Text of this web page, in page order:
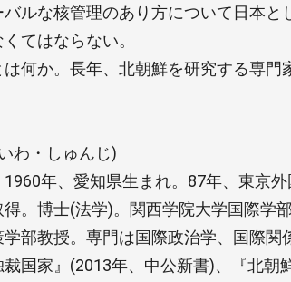
ルな核管理のあり方について日本と
てはならない。
何か。長年、北朝鮮を研究する専門
わ・しゅんじ)
年、愛知県生まれ。87年、東京
。博士(法学)。関西学院大学国際学
部教授。専門は国際政治学、国際関
国家』(2013年、中公新書)、『北朝